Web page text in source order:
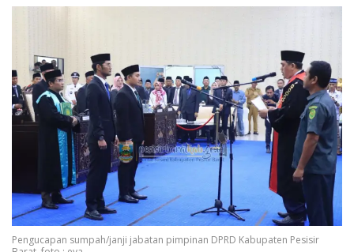
Pengucapan sumpah/janji jabatan pimpinan DPRD Kabupaten Pesisir